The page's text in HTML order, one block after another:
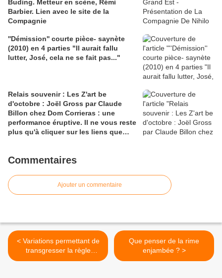
le dernier héros" de Leslie Charleris
Buding. Metteur en scène, Rémi
Barbier. Lien avec le site de la
Compagnie
''Démission'' courte pièce- saynète
(2010) en 4 parties "Il aurait fallu
lutter, José, cela ne se fait pas..."
Relais souvenir : Les Z'art be
d'octobre : Joël Gross par Claude
Billon chez Dom Corrieras : une
performance éruptive. Il ne vous reste
plus qu'à cliquer sur les liens que
Commentaires
Ajouter un commentaire
< Variations permettant de
transgresser la règle
"absolue" de la césure du
Que penser de la rime
enjambée ? >